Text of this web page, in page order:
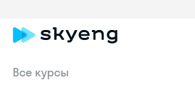
Все курсы